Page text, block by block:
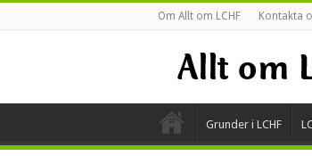
Om Allt om LCHF Kontakta
Grunder i LCHF